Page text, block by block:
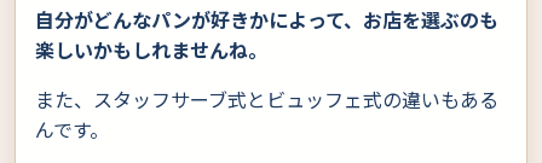
自分がどんなパンが好きかによって、お店を選ぶのも
楽しいかもしれませんね。
また、スタッフサーブ式とビュッフェ式の違いもある
んです。